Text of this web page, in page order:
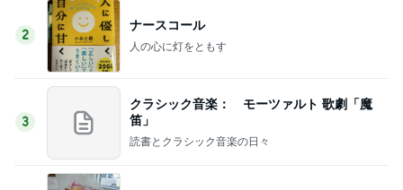
2
ナースコール
人の心に灯をともす
3
クラシック音楽： モーツァルト 歌劇「魔
笛」
読書とクラシック音楽の日々